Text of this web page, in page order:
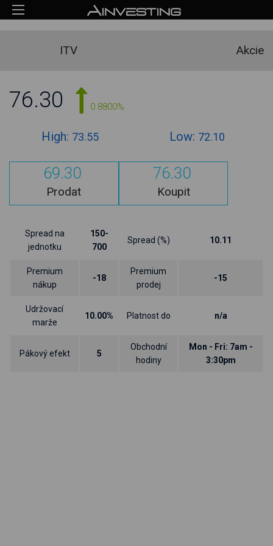
ITV Akcie
76.30 0.8800%
High: 73.55 Low: 72.10
69.30
Prodat
76.30
Koupit
Spread na
jednotku
150-
700
Spread (%) 10.11
Premium
nákup
-18
Premium
prodej
-15
Udržovací
marže
10.00% Platnost do n/a
Pákový efekt 5
Obchodní
hodiny
Mon - Fri: 7am -
3:30pm